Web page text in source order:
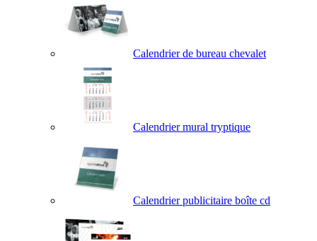
Calendrier de bureau chevalet
Calendrier mural tryptique
Calendrier publicitaire boîte cd